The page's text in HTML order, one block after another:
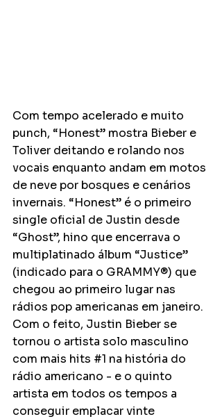
Com tempo acelerado e muito
punch, “Honest” mostra Bieber e
Toliver deitando e rolando nos
vocais enquanto andam em motos
de neve por bosques e cenários
invernais. “Honest” é o primeiro
single oficial de Justin desde
“Ghost”, hino que encerrava o
multiplatinado álbum “Justice”
(indicado para o GRAMMY®) que
chegou ao primeiro lugar nas
rádios pop americanas em janeiro.
Com o feito, Justin Bieber se
tornou o artista solo masculino
com mais hits #1 na história do
rádio americano - e o quinto
artista em todos os tempos a
conseguir emplacar vinte